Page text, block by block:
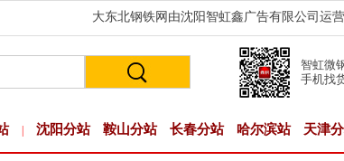
大东北钢铁网由沈阳智虹鑫广告有限公司运
智虹微
手机找
沈阳分站 鞍山分站 长春分站 哈尔滨站 天津